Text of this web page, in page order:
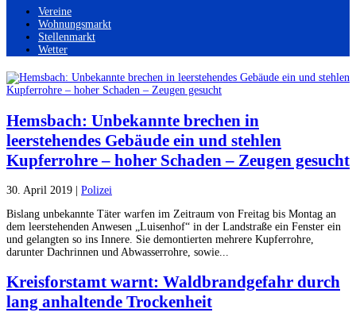
Vereine
Wohnungsmarkt
Stellenmarkt
Wetter
Hemsbach: Unbekannte brechen in
leerstehendes Gebäude ein und stehlen
Kupferrohre – hoher Schaden – Zeugen gesucht
30. April 2019
Polizei
Bislang unbekannte Täter warfen im Zeitraum von Freitag bis Montag an
dem leerstehenden Anwesen „Luisenhof“ in der Landstraße ein Fenster ein
und gelangten so ins Innere. Sie demontierten mehrere Kupferrohre,
darunter Dachrinnen und Abwasserrohre, sowie...
Kreisforstamt warnt: Waldbrandgefahr durch
lang anhaltende Trockenheit